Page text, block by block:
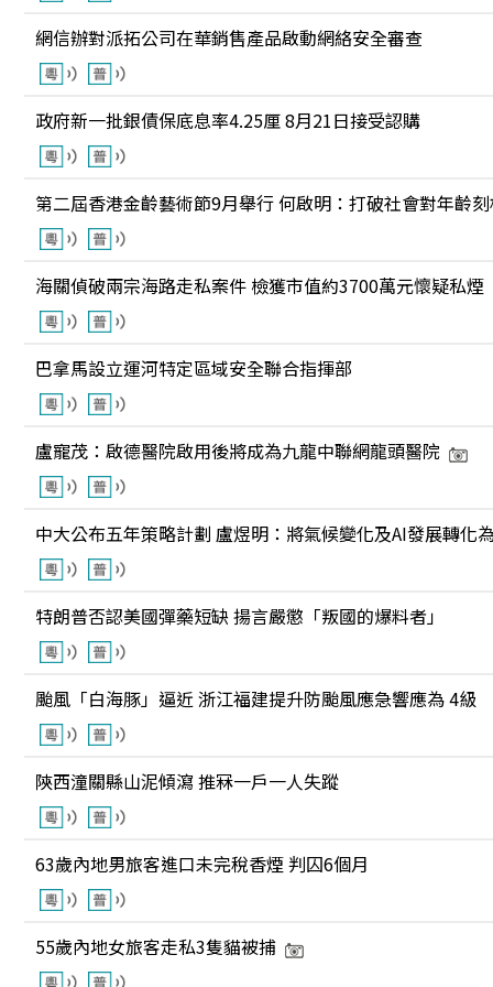
網信辦對派拓公司在華銷售產品啟動網絡安全審查
政府新一批銀債保底息率4.25厘 8月21日接受認購
第二屆香港金齡藝術節9月舉行 何啟明：打破社會對年齡
海關偵破兩宗海路走私案件 檢獲市值約3700萬元懷疑私煙
巴拿馬設立運河特定區域安全聯合指揮部
盧寵茂：啟德醫院啟用後將成為九龍中聯網龍頭醫院
中大公布五年策略計劃 盧煜明：將氣候變化及AI發展轉化
特朗普否認美國彈藥短缺 揚言嚴懲「叛國的爆料者」
颱風「白海豚」逼近 浙江福建提升防颱風應急響應為 4級
陝西潼關縣山泥傾瀉 推冧一戶一人失蹤
63歲內地男旅客進口未完稅香煙 判囚6個月
55歲內地女旅客走私3隻貓被捕